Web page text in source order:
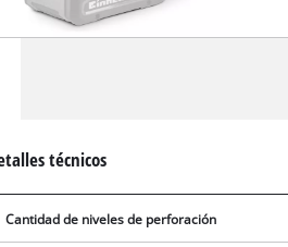
técnicos
Cantidad de niveles de perforación